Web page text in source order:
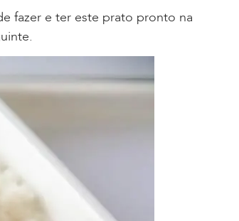
fazer e ter este prato pronto na